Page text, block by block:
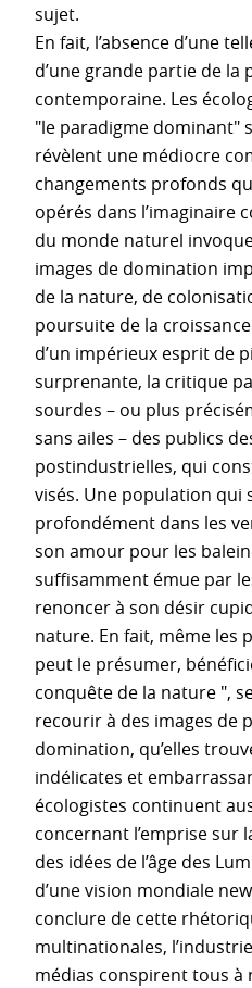
sujet.
En fait, l’absence d’une
d’une grande partie de la
contemporaine. Les
"le paradigme dominant"
révèlent une médiocre
changements profonds
opérés dans l’imaginaire
du monde naturel
images de domination
de la nature, de
poursuite de la
d’un impérieux esprit de
surprenante, la critique
sourdes – ou plus
sans ailes – des publics
postindustrielles, qui
visés. Une population qui
profondément dans les
son amour pour les
suffisamment émue par
renoncer à son désir
nature. En fait, même les
peut le présumer,
conquête de la nature ",
recourir à des images de
domination, qu’elles
indélicates et
écologistes continuent
concernant l’emprise sur
des idées de l’âge des
d’une vision mondiale
conclure de cette
multinationales,
médias conspirent tous à